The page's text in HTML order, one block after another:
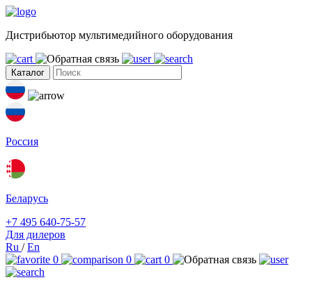
Дистрибьютор мультимедийного оборудования
Каталог
Россия
Беларусь
+7 495 640-75-57
Для дилеров
Ru /En
0
0 0